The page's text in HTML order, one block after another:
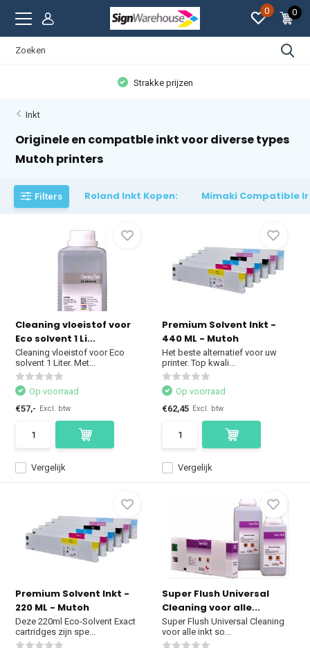
0 0
Strakke prijzen
Inkt
Originele en compatble inkt voor diverse types
Mutoh printers
Filters Roland Inkt Kopen: Mimaki Compatible
Cleaning vloeistof voor
Eco solvent 1 Li...
Cleaning vloeistof voor Eco
solvent 1 Liter. Met...
Vergelijk
Op voorraad
€57,- Excl. btw
Premium Solvent Inkt -
440 ML - Mutoh
Het beste alternatief voor uw
printer. Top kwali...
Vergelijk
Op voorraad
€62,45 Excl. btw
Premium Solvent Inkt -
220 ML - Mutoh
Deze 220ml Eco-Solvent Exact
cartridges zijn spe...
Super Flush Universal
Cleaning voor alle...
Super Flush Universal Cleaning
voor alle inkt so...